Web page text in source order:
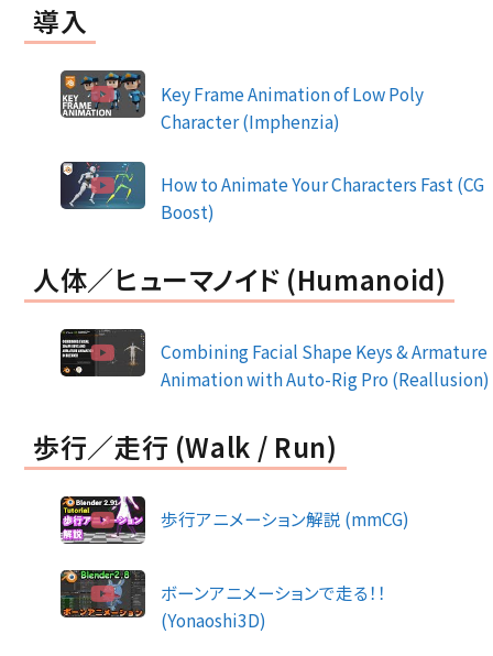
導入
Key Frame Animation of Low Poly
Character (Imphenzia)
How to Animate Your Characters Fast (CG
Boost)
人体／ヒューマノイド (Humanoid)
Combining Facial Shape Keys & Armature
Animation with Auto-Rig Pro (Reallusion)
歩行／走行 (Walk / Run)
歩行アニメーション解説 (mmCG)
ボーンアニメーションで走る！！
(Yonaoshi3D)